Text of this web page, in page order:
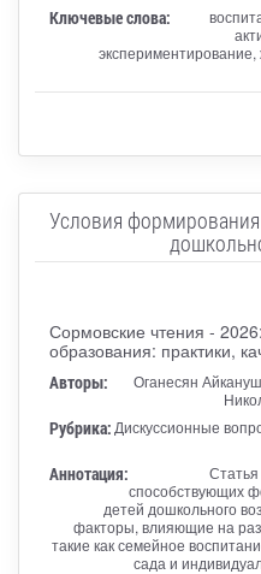
Ключевые слова:
Условия формирования
Сормовские чтения -
образования: практики,
Авторы:
Оганесян
Рубрика: Дискуссионные
Аннотация:
способствующих
детей дошкольного
факторы, влияющие на
такие как семейное
сада и